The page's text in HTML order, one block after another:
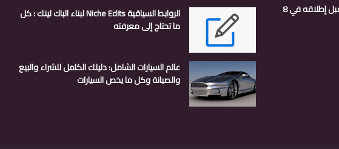
الكشف عن تصميم هاتف CMF Phone 1 وألوانه قبل إطلاقه في 8
الروابط السياقية Niche Edits لبناء الباك لينك : كل
ما تحتاج إلى معرفته
عالم السيارات الشامل: دليلك الكامل للشراء والبيع
والصيانة وكل ما يخص السيارات